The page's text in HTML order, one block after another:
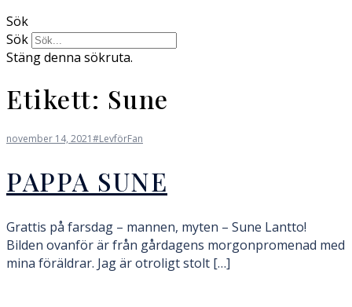
Sök
Sök
Stäng denna sökruta.
Etikett: Sune
november 14, 2021#LevförFan
PAPPA SUNE
Grattis på farsdag – mannen, myten – Sune Lantto!
Bilden ovanför är från gårdagens morgonpromenad med
mina föräldrar. Jag är otroligt stolt […]